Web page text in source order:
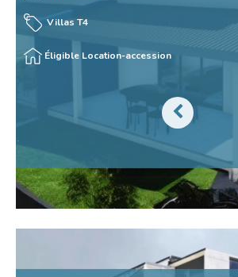
Villas T4
Éligible Location-accession